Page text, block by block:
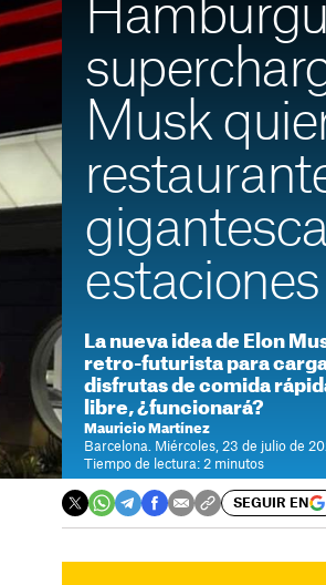
Musk
La nueva idea de Elon
retro-futurista para
disfrutas de comida
libre, ¿funcionará?
Mauricio Martínez
Barcelona. Miércoles, 23 de julio de
Tiempo de lectura: 2 minutos
SEGUIR EN